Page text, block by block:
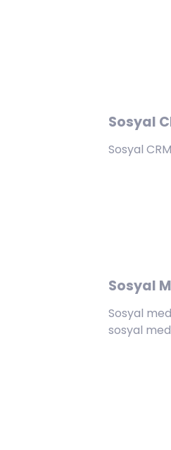
Sosyal
Sosyal
Sosyal
Sosyal
sosyal